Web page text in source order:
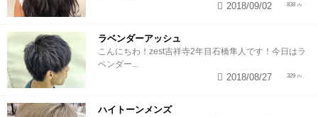
838
2018/09/02
ラベンダーアッシュ
こんにちわ！zest吉祥寺2年目石橋隼人です！今日はラ
ベンダー...
329
2018/08/27
ハイトーンメンズ